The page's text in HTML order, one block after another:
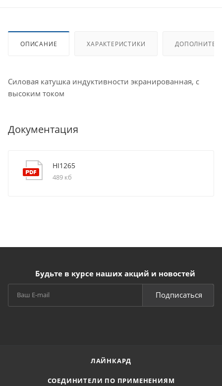
ОПИСАНИЕ ХАРАКТЕРИСТИКИ
Силовая катушка индуктивности экранированная, с
высоким током
Документация
HI1265
489 кб
Будьте в курсе наших акций и новостей
Подписаться
ЛАЙНКАРД
СОЕДИНИТЕЛИ ПО ПРИМЕНЕНИЯМ